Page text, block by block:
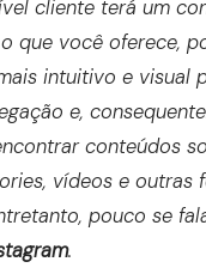
cliente terá um
que você oferece,
intuitivo e visual
e,
conteúdos
vídeos e outras
pouco se
.